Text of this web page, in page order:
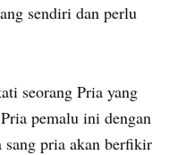
sendiri dan perlu
seorang Pria yang
pemalu ini dengan
sang pria akan berfikir